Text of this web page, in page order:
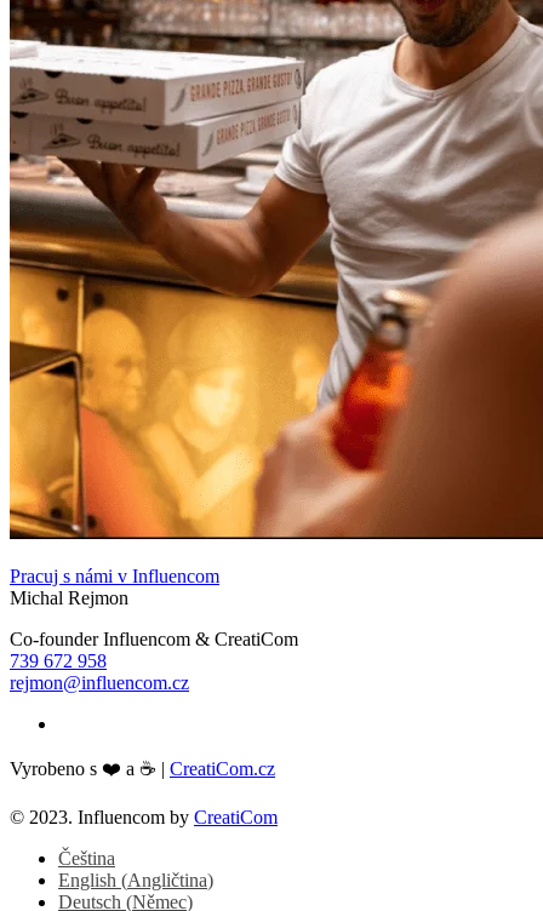
Pracuj s námi v Influencom
Michal Rejmon
Co-founder Influencom & CreatiCom
739 672 958
rejmon@influencom.cz
Vyrobeno s ❤️ a ☕ | CreatiCom.cz
© 2023. Influencom by CreatiCom
Čeština
English (Angličtina)
Deutsch (Němec)